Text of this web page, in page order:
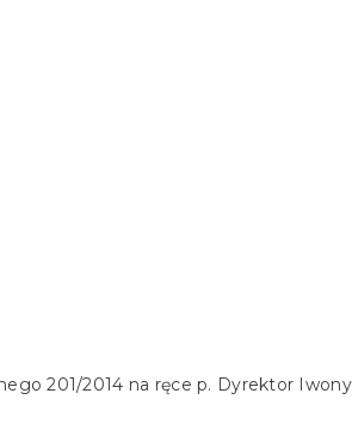
201/2014 na ręce p. Dyrektor Iwony